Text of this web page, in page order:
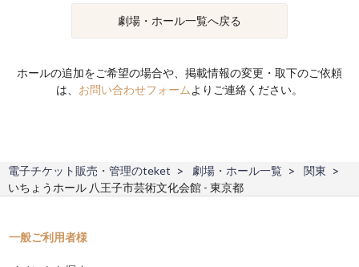
劇場・ホール一覧へ戻る
ホールの追加をご希望の場合や、掲載情報の変更・取下のご依頼
は、 お問い合わせフォーム よりご連絡ください。
電子チケット販売・管理のteket 劇場・ホール一覧
関東
いちょうホール 八王子市芸術文化会館 - 東京都
一般ご利用者様